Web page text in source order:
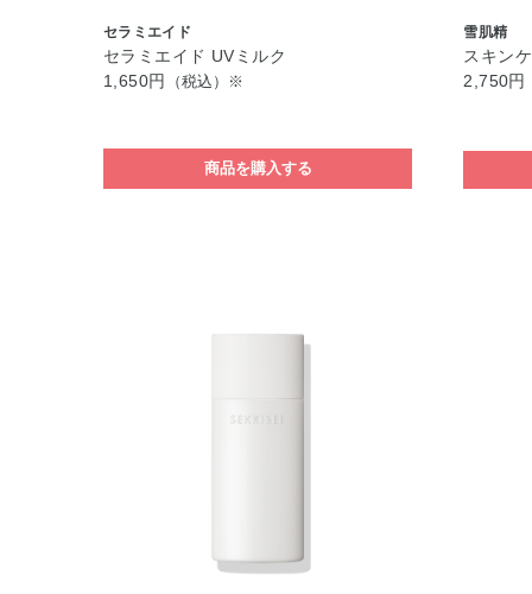
セラミエイド
セラミエイド UVミルク
1,650円
（税込）※
商品を購入する
雪肌精
スキン
2,750円